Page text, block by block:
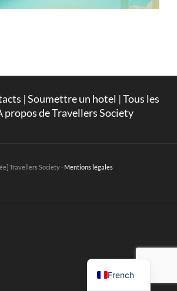
|Soumettre un hotel |Tous les
propos de Travellers Society
Travellers Society · Mentions légales
French